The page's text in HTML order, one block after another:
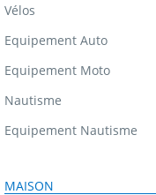
Vélos
Equipement Auto
Equipement Moto
Nautisme
Equipement Nautisme
MAISON